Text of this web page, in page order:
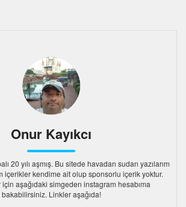
Onur Kayıkcı
20 yılı aşmış. Bu sitede havadan sudan yazılarım
içerikler kendime ait olup sponsorlu içerik yoktur.
aşağıdaki simgeden instagram hesabıma
bakabilirsiniz. Linkler aşağıda!